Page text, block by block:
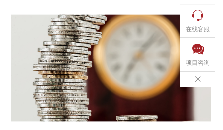

在线客服

项目咨询
